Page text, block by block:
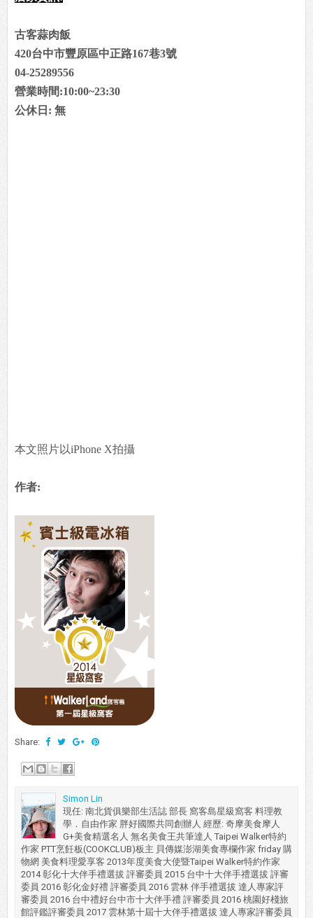
古客蒜肉飯
420台中市豐原區中正路167巷3號
04-25289556
營業時間:10:00~23:30
公休日: 無
本文照片以iPhone X拍攝
作者:
Share:
Simon Lin
現任: 南北貨俱樂部生活誌 部長 窩客島星級窩客 料理教
學．自由作家 胖好國際共同創辦人 經歷: 奇摩美食摩人
G+美食精選名人 無名美食王共筆達人 Taipei Walker特約
作家 PTT烹飪板(COOKCLUB)板主 貝傳媒澎湖美食專欄作家 friday 購
物網 美食料理愛享客 2013年度美食大使暨Taipei Walker特約作家
2014 彰化十大伴手禮選拔 評審委員 2015 台中十大伴手禮選拔 評審
委員 2016 彰化金好禮 評審委員 2016 雲林 伴手禮選拔 達人專家評
審委員 2016 台中禮好台中市十大伴手禮 評審委員 2016 桃園好棧旅
館評鑑評審委員 2017 雲林第十屆十大伴手禮選拔 達人專家評審委員